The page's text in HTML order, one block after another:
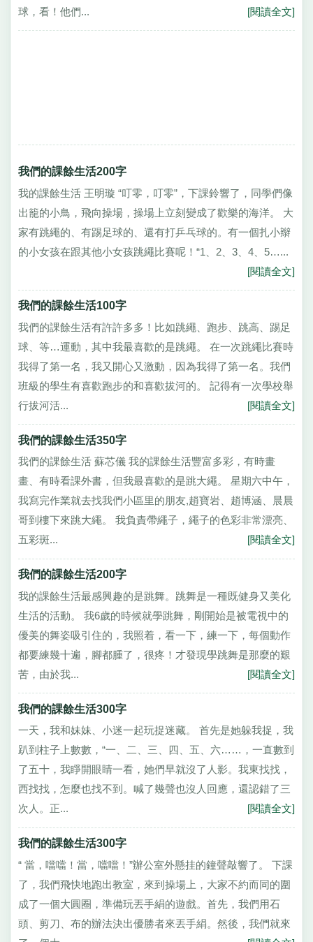
球，看！他們...
[閱讀全文]
我們的課餘生活200字
我的課餘生活 王明璇 “叮零，叮零”，下課鈴響了，同學們像
出籠的小鳥，飛向操場，操場上立刻變成了歡樂的海洋。 大
家有跳繩的、有踢足球的、還有打乒乓球的。有一個扎小辮
的小女孩在跟其他小女孩跳繩比賽呢！“1、2、3、4、5…...
[閱讀全文]
我們的課餘生活100字
我們的課餘生活有許許多多！比如跳繩、跑步、跳高、踢足
球、等…運動，其中我最喜歡的是跳繩。 在一次跳繩比賽時
我得了第一名，我又開心又激動，因為我得了第一名。我們
班級的學生有喜歡跑步的和喜歡拔河的。 記得有一次學校舉
行拔河活...
[閱讀全文]
我們的課餘生活350字
我們的課餘生活 蘇芯儀 我的課餘生活豐富多彩，有時畫
畫、有時看課外書，但我最喜歡的是跳大繩。 星期六中午，
我寫完作業就去找我們小區里的朋友,趙寶岩、趙博涵、晨晨
哥到樓下來跳大繩。 我負責帶繩子，繩子的色彩非常漂亮、
五彩斑...
[閱讀全文]
我們的課餘生活200字
我的課餘生活最感興趣的是跳舞。跳舞是一種既健身又美化
生活的活動。 我6歲的時候就學跳舞，剛開始是被電視中的
優美的舞姿吸引住的，我照着，看一下，練一下，每個動作
都要練幾十遍，腳都腫了，很疼！才發現學跳舞是那麼的艱
苦，由於我...
[閱讀全文]
我們的課餘生活300字
一天，我和妹妹、小迷一起玩捉迷藏。 首先是她躲我捉，我
趴到柱子上數數，“一、二、三、四、五、六……，一直數到
了五十，我睜開眼睛一看，她們早就沒了人影。我東找找，
西找找，怎麼也找不到。喊了幾聲也沒人回應，還認錯了三
次人。正...
[閱讀全文]
我們的課餘生活300字
“ 當，噹噹！當，噹噹！”辦公室外懸挂的鐘聲敲響了。 下課
了，我們飛快地跑出教室，來到操場上，大家不約而同的圍
成了一個大圓圈，準備玩丟手絹的遊戲。首先，我們用石
頭、剪刀、布的辦法決出優勝者來丟手絹。然後，我們就來